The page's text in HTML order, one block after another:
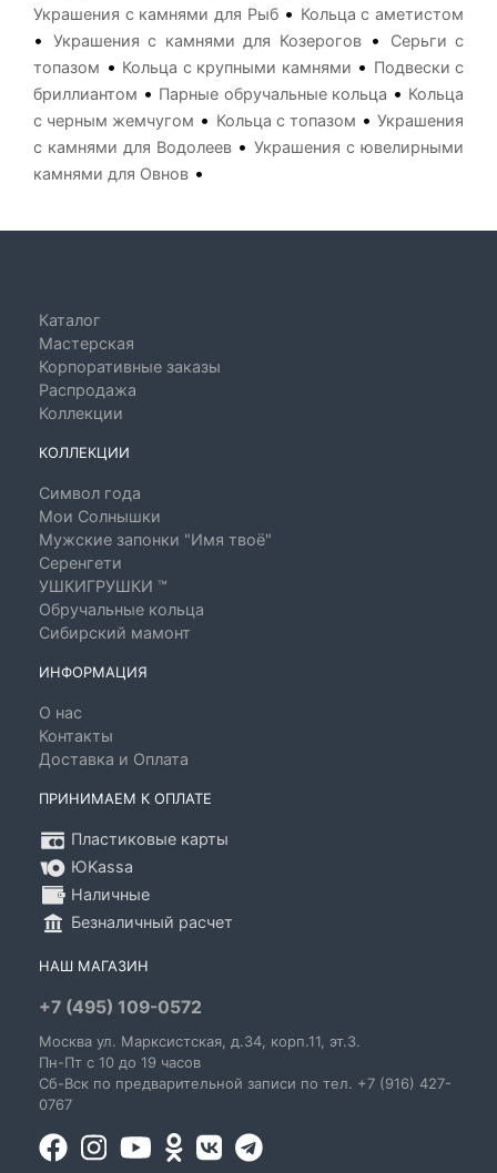
Украшения с камнями для Рыб• Кольца с аметистом
• Украшения с камнями для Козерогов•
Серьги с
топазом • Кольца с крупными камнями • Подвески с
бриллиантом • Парные обручальные кольца • Кольца
с черным жемчугом • Кольца с топазом • Украшения
с камнями для Водолеев•Украшения с ювелирными
камнями для Овнов •
Каталог
Мастерская
Корпоративные заказы
Распродажа
Коллекции
КОЛЛЕКЦИИ
Символ года
Мои Солнышки
Мужские запонки "Имя твоё"
Серенгети
УШКИГРУШКИ ™
Обручальные кольца
Сибирский мамонт
ИНФОРМАЦИЯ
О нас
Контакты
Доставка и Оплата
ПРИНИМАЕМ К ОПЛАТЕ
Пластиковые карты
ЮKassa
Наличные
Безналичный расчет
НАШ МАГАЗИН
+7 (495) 109-0572
Москва ул. Марксистская, д.34, корп.11, эт.3.
Пн-Пт c 10 до 19 часов
Сб-Вск по предварительной записи по тел. +7 (916) 427-
0767